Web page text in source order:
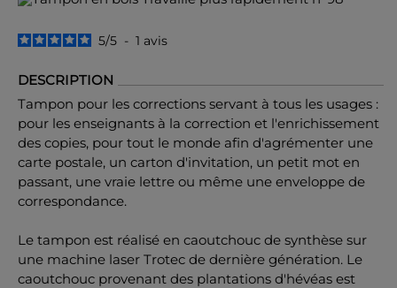
5/5 - 1 avis
DESCRIPTION
Tampon pour les corrections servant à tous les usages :
pour les enseignants à la correction et l'enrichissement
des copies, pour tout le monde afin d'agrémenter une
carte postale, un carton d'invitation, un petit mot en
passant, une vraie lettre ou même une enveloppe de
correspondance.
Le tampon est réalisé en caoutchouc de synthèse sur
une machine laser Trotec de dernière génération. Le
caoutchouc provenant des plantations d'hévéas est